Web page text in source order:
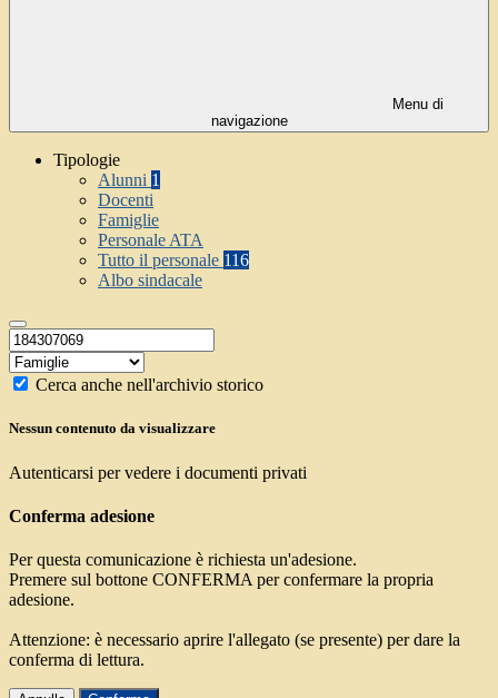
Menu di
navigazione
Tipologie
Alunni 1
Docenti
Famiglie
Personale ATA
Tutto il personale 116
Albo sindacale
Cerca anche nell'archivio storico
Nessun contenuto da visualizzare
Autenticarsi per vedere i documenti privati
Conferma adesione
Per questa comunicazione è richiesta un'adesione.
Premere sul bottone CONFERMA per confermare la propria
adesione.
Attenzione: è necessario aprire l'allegato (se presente) per dare la
conferma di lettura.